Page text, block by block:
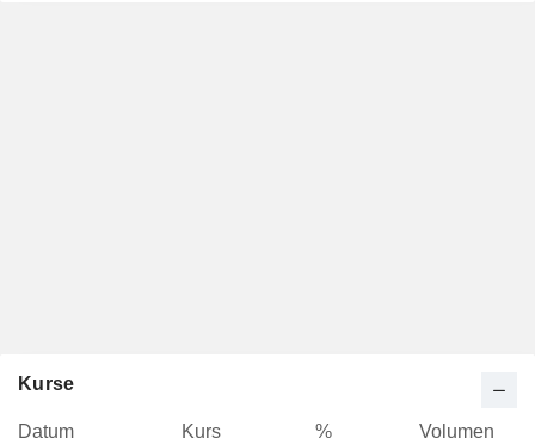
Kurse
Datum Kurs % Volumen